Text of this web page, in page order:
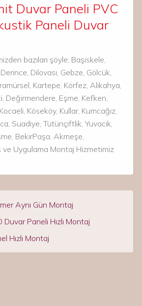
Duvar Paneli PVC
Paneli Duvar
bazıları şöyle; Başiskele,
Dilovası, Gebze, Gölcük,
Kartepe, Körfez, Alikahya,
Değirmendere, Eşme, Kefken,
Köseköy, Kullar, Kumcağız,
Suadiye, Tütünçiftlik, Yuvacık,
BekirPaşa, Akmeşe,
ve Uygulama Montaj Hizmetimiz
Aynı Gün Montaj
Paneli Hızlı Montaj
Hızlı Montaj